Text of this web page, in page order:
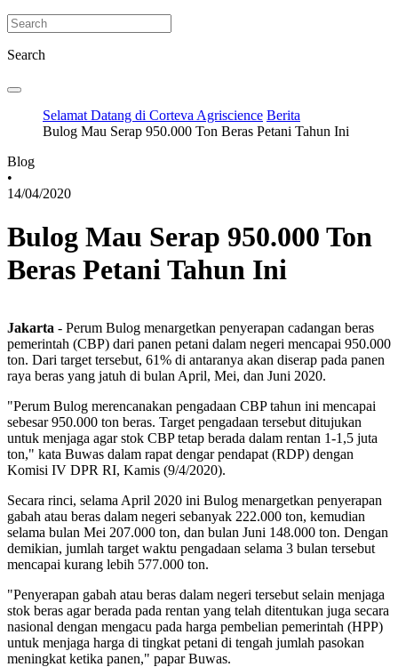
Search
Selamat Datang di Corteva Agriscience Berita
Bulog Mau Serap 950.000 Ton Beras Petani Tahun Ini
Blog
•
14/04/2020
Bulog Mau Serap 950.000 Ton
Beras Petani Tahun Ini
Jakarta - Perum Bulog menargetkan penyerapan cadangan beras
pemerintah (CBP) dari panen petani dalam negeri mencapai 950.000
ton. Dari target tersebut, 61% di antaranya akan diserap pada panen
raya beras yang jatuh di bulan April, Mei, dan Juni 2020.
"Perum Bulog merencanakan pengadaan CBP tahun ini mencapai
sebesar 950.000 ton beras. Target pengadaan tersebut ditujukan
untuk menjaga agar stok CBP tetap berada dalam rentan 1-1,5 juta
ton," kata Buwas dalam rapat dengar pendapat (RDP) dengan
Komisi IV DPR RI, Kamis (9/4/2020).
Secara rinci, selama April 2020 ini Bulog menargetkan penyerapan
gabah atau beras dalam negeri sebanyak 222.000 ton, kemudian
selama bulan Mei 207.000 ton, dan bulan Juni 148.000 ton. Dengan
demikian, jumlah target waktu pengadaan selama 3 bulan tersebut
mencapai kurang lebih 577.000 ton.
"Penyerapan gabah atau beras dalam negeri tersebut selain menjaga
stok beras agar berada pada rentan yang telah ditentukan juga secara
nasional dengan mengacu pada harga pembelian pemerintah (HPP)
untuk menjaga harga di tingkat petani di tengah jumlah pasokan
meningkat ketika panen," papar Buwas.